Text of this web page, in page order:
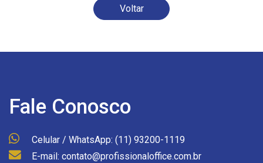
Voltar
Fale Conosco
Celular / WhatsApp: (11) 93200-1119
E-mail: contato@profissionaloffice.com.br